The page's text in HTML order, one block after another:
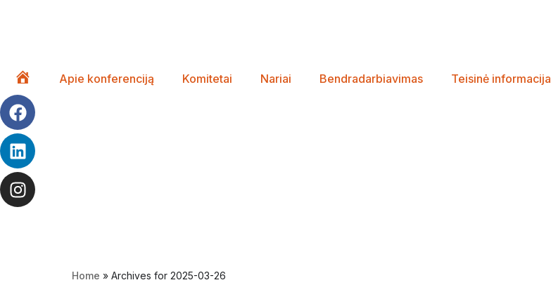
PagrindinisApie konferenciją Komitetai Nariai Bendradarbiavimas Teisinė informacija
Home » Archives for 2025-03-26